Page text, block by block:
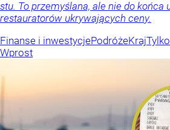
stu. To przemyślana, ale nie do końca
restauratorów ukrywających ceny.
Finanse i inwestycjePodróżeKraj
Wprost